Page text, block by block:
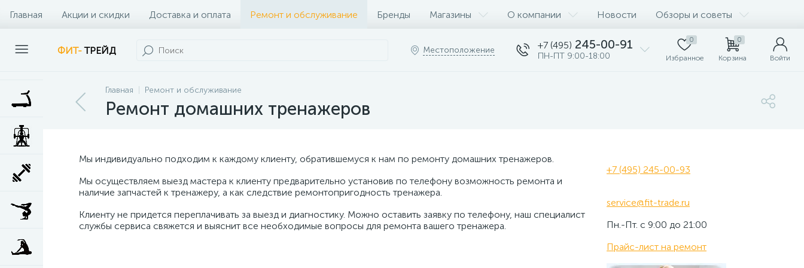
Главная Акции и скидки Доставка и оплата Ремонт и обслуживание Бренды Магазины О компании Новости Обзоры и советы
Наши клиенты Контакты
ФИТ-ТРЕЙД Местоположение +7 (495) 245-00-91
ПН-ПТ 9:00-18:00
0
Избранное
0
Корзина Войти
Главная Ремонт и обслуживание
Ремонт домашних тренажеров
Мы индивидуально подходим к каждому клиенту, обратившемуся к нам по ремонту домашних тренажеров.
Мы осуществляем выезд мастера к клиенту предварительно установив по телефону возможность ремонта и
наличие запчастей к тренажеру, а как следствие ремонтопригодность тренажера.
Клиенту не придется переплачивать за выезд и диагностику. Можно оставить заявку по телефону, наш специалист
службы сервиса свяжется и выяснит все необходимые вопросы для ремонта вашего тренажера.
+7 (495) 245-00-93
service@fit-trade.ru
Пн.-Пт. с 9:00 до 21:00
Прайс-лист на ремонт